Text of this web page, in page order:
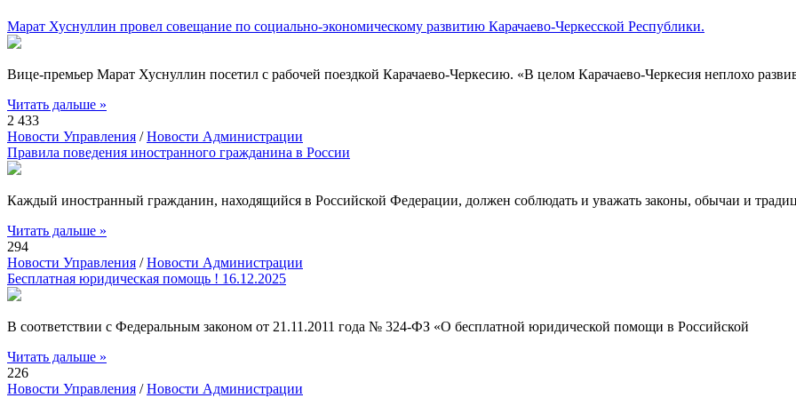
Марат Хуснуллин провел совещание по социально-экономическому развитию Карачаево-Черкесской Республики.
Вице-премьер Марат Хуснуллин посетил с рабочей поездкой Карачаево-Черкесию. «В целом Карачаево-Черкесия неплохо
Читать дальше »
2 433
Новости Управления /Новости Администрации
Правила поведения иностранного гражданина в России
Каждый иностранный гражданин, находящийся в Российской Федерации, должен соблюдать и уважать законы, обычаи и
Читать дальше »
294
Новости Управления /Новости Администрации
Бесплатная юридическая помощь ! 16.12.2025
В соответствии с Федеральным законом от 21.11.2011 года № 324-ФЗ «О бесплатной юридической помощи в Российской
Читать дальше »
226
Новости Управления /Новости Администрации